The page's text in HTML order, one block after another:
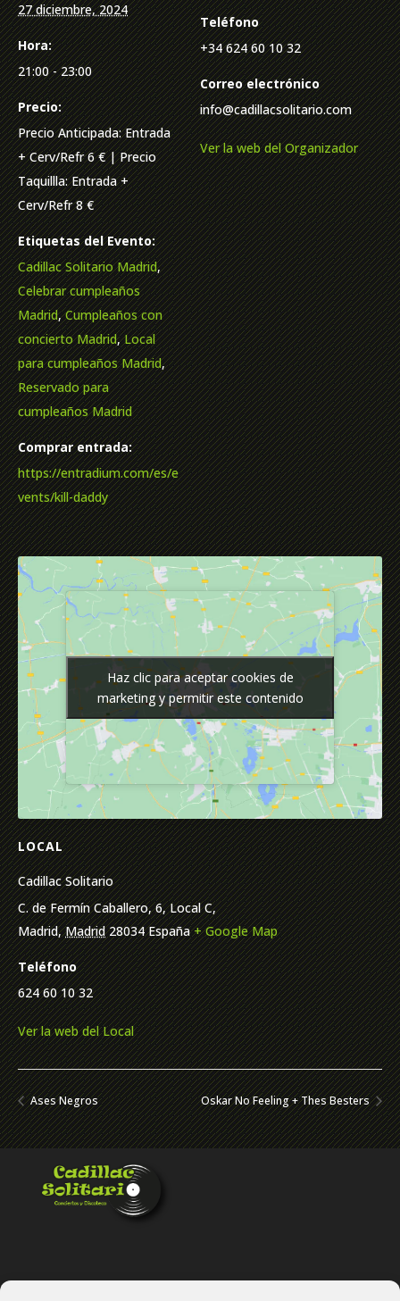
27 diciembre, 2024
Hora:
21:00 - 23:00
Precio:
Precio Anticipada: Entrada
+ Cerv/Refr 6 € | Precio
Taquillla: Entrada +
Cerv/Refr 8 €
Etiquetas del Evento:
Cadillac Solitario Madrid,
Celebrar cumpleaños
Madrid,Cumpleaños con
concierto Madrid,Local
para cumpleaños Madrid,
Reservado para
cumpleaños Madrid
Comprar entrada:
https://entradium.com/es/e
vents/kill-daddy
Teléfono
+34 624 60 10 32
Correo electrónico
info@cadillacsolitario.com
Ver la web del Organizador
LOCAL
Cadillac Solitario
C. de Fermín Caballero, 6, Local C,
Madrid, Madrid 28034 España + Google Map
Teléfono
624 60 10 32
Ver la web del Local
Haz clic para aceptar cookies de
marketing y permitir este contenido
Haz clic para aceptar cookies de
marketing y permitir este contenido
Ases Negros Oskar No Feeling + Thes Besters